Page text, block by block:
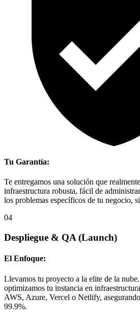
Tu Garantía:
Te entregamos una solución que
infraestructura robusta, fácil de
los problemas específicos de tu negocio,
04
Despliegue & QA (Launch)
El Enfoque:
Llevamos tu proyecto a la elite de la
optimizamos tu instancia en
AWS, Azure, Vercel o Netlify,
99.9%.